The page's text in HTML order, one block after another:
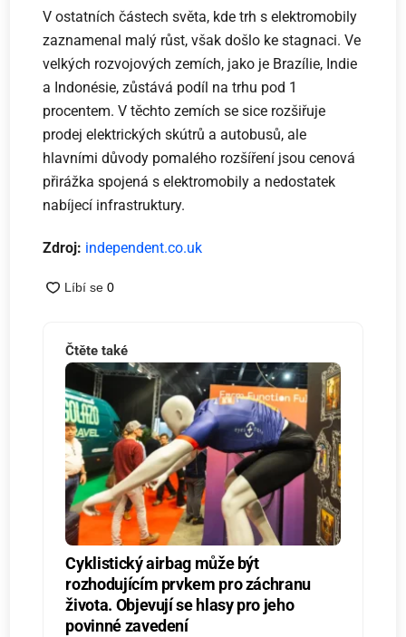
V ostatních částech světa, kde trh s elektromobily
zaznamenal malý růst, však došlo ke stagnaci. Ve
velkých rozvojových zemích, jako je Brazílie, Indie
a Indonésie, zůstává podíl na trhu pod 1
procentem. V těchto zemích se sice rozšiřuje
prodej elektrických skútrů a autobusů, ale
hlavními důvody pomalého rozšíření jsou cenová
přirážka spojená s elektromobily a nedostatek
nabíjecí infrastruktury.
Zdroj: independent.co.uk
Čtěte také
Cyklistický airbag může být
rozhodujícím prvkem pro záchranu
života. Objevují se hlasy pro jeho
povinné zavedení